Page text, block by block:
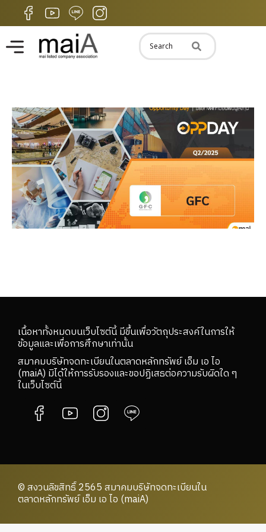
เนื้อหาทั้งหมดบนเว็บไซต์นี้ มีขึ้นเพื่อวัตถุประสงค์ในการให้
ข้อมูลและเพื่อการศึกษาเท่านั้น
สมาคมบริษัทจดทะเบียนในตลาดหลักทรัพย์ เอ็ม เอ ไอ
(maiA) มิได้ให้การรับรองและขอปฏิเสธต่อความรับผิดใด ๆ
ในเว็บไซต์นี้
© สงวนลิขสิทธิ์ 2565 สมาคมบริษัทจดทะเบียนใน
ตลาดหลักทรัพย์ เอ็ม เอ ไอ (maiA)